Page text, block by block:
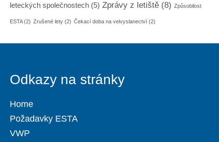
leteckých společnostech (5) Zprávy z letiště (8) Způsobilost
ESTA(2) Zrušené lety (2) Čekací doba na velvyslanectví (2)
Odkazy na stránky
Home
Požadavky ESTA
VWP